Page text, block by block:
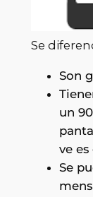
Se
Son
un
ve
Se